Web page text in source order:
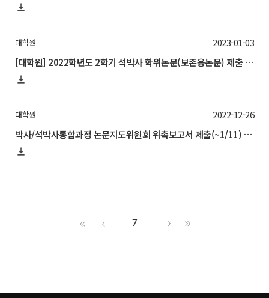
대학원
[대학원] 2022학년도 2학기 석박사 학위논문(보존용논문) 제출 안내 (~2/6)
2023-01-03
대학원
박사/석박사통합과정 논문지도위원회 위촉보고서 제출(~1/11) 및 개최 관련 안내
2022-12-26
7